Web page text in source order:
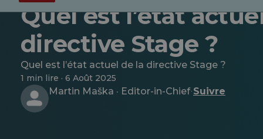
Quel est l’état
directive Stage ?
Quel est l’état actuel de la directive Stage ?
1 min lire · 6 Août 2025
Martin Maška · Editor-in-Chief· Suivre